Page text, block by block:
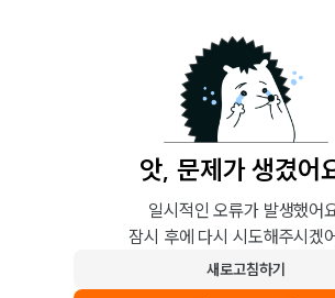
앗, 문제가 생겼어
일시적인 오류가 발생했어
잠시 후에 다시 시도해주시겠
새로고침하기